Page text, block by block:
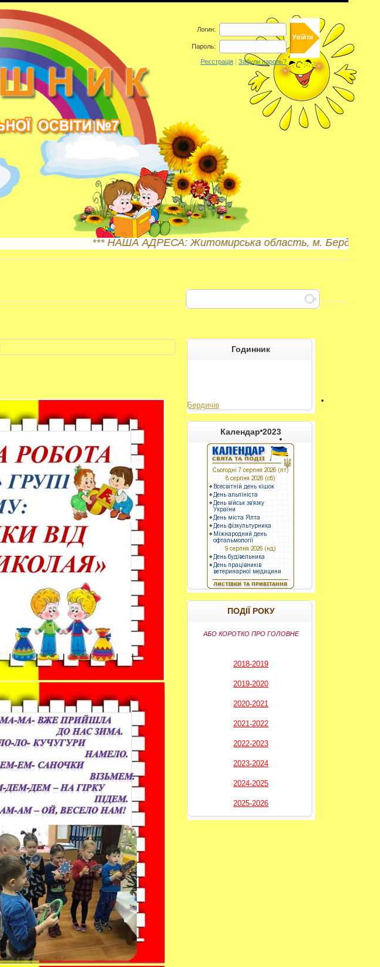
Логин:
Пароль:
Реєстрація| Забули пароль?
*** НАША АДРЕСА: Житомирська область, м. Бердичів, вул.
Годинник
Бердичів
Календар 2023
ПОДІЇ РОКУ
АБО КОРОТКО ПРО ГОЛОВНЕ
2018-2019
2019-2020
2020-2021
2021-2022
2022-2023
2023-2024
2024-2025
2025-2026